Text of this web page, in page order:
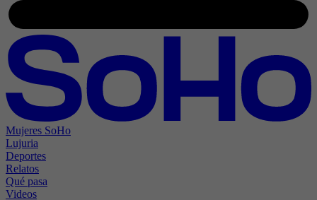
Mujeres SoHo
Lujuria
Deportes
Relatos
Qué pasa
Videos